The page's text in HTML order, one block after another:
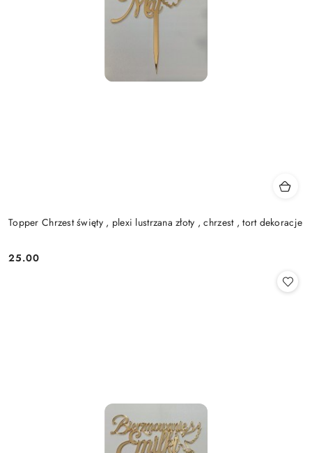
Topper Chrzest święty , plexi lustrzana złoty , chrzest , tort dekoracje
Cena:
25.00